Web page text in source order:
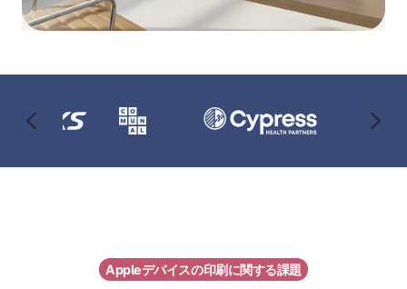
Appleデバイスの印刷に関する課題